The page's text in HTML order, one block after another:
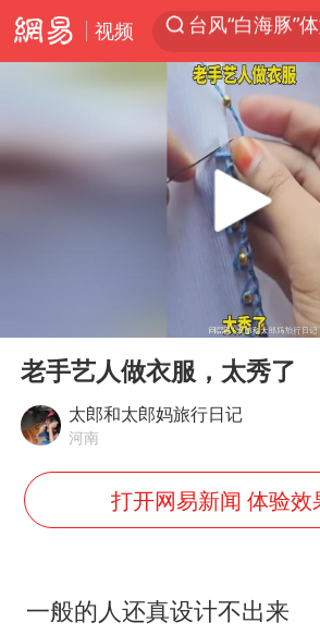
视频
汪峰阻止14岁
改名后的“青海
公司“上四休三
Play
老手艺人做衣服，太秀了
太郎和太郎妈旅行日记
河南
打开网易新闻 体验效
一般的人还真设计不出来